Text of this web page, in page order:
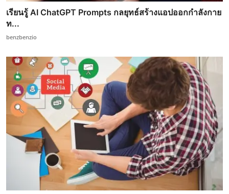
เรียนรู้ AI ChatGPT Prompts กลยุทธ์สร้างแอปออกกำลังกาย
ท...
benzbenzio